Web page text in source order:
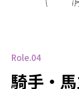
Role.04
騎手・